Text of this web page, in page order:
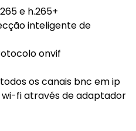
e h.265+
inteligente de
onvif
os canais bnc em ip
fi através de adaptador